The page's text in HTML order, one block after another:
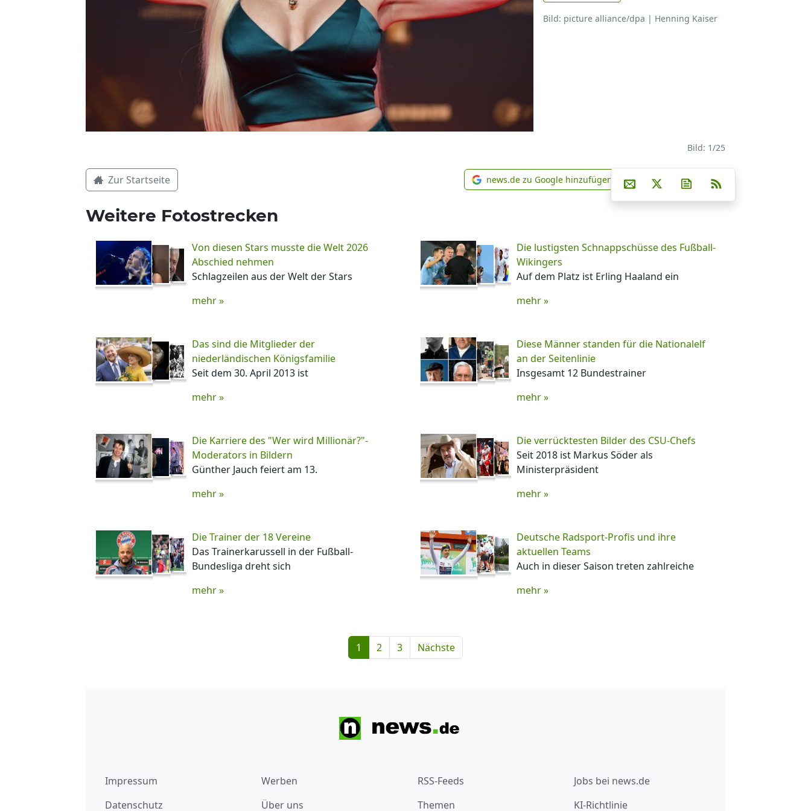
Bild: picture alliance/dpa | Henning Kaiser
Bild: 1/25
Zur Startseite news.de zu Google hinzufügen
news.de zu Google hinzufügen Teilen auf Facebook
Teilen auf Whatsapp
Teilen auf Telegram
Per E-Mail teilen
Post auf XNewsletter abonnieren
RSS
Weitere Fotostrecken
Von diesen Stars musste die Welt 2026
Abschied nehmen
Schlagzeilen aus der Welt der Stars
mehr »
Die lustigsten Schnappschüsse des Fußball-
Wikingers
Auf dem Platz ist Erling Haaland ein
mehr »
Das sind die Mitglieder der
niederländischen Königsfamilie
Seit dem 30. April 2013 ist
mehr »
Diese Männer standen für die Nationalelf
an der Seitenlinie
Insgesamt 12 Bundestrainer
mehr »
Die Karriere des "Wer wird Millionär?"-
Moderators in Bildern
Günther Jauch feiert am 13.
mehr »
Die verrücktesten Bilder des CSU-Chefs
Seit 2018 ist Markus Söder als
Ministerpräsident
mehr »
Die Trainer der 18 Vereine
Das Trainerkarussell in der Fußball-
Bundesliga dreht sich
mehr »
Deutsche Radsport-Profis und ihre
aktuellen Teams
Auch in dieser Saison treten zahlreiche
mehr »
1 2 3 Nächste
Impressum
Datenschutz
Werben
Über uns
RSS-Feeds
Themen
Jobs bei news.de
KI-Richtlinie